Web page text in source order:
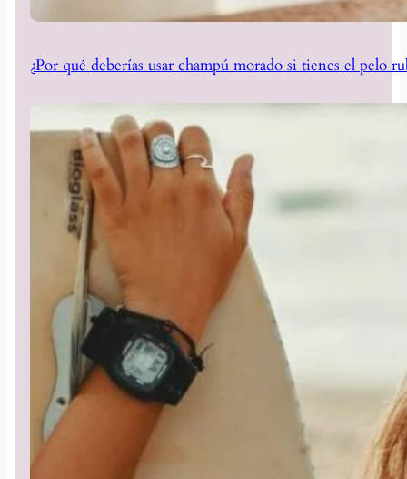
¿Por qué deberías usar champú morado si tienes el pelo